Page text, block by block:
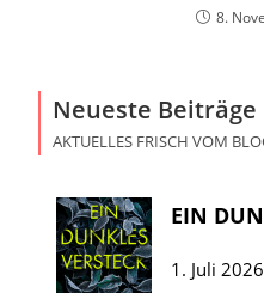
8.
Neueste Beiträge
AKTUELLES FRISCH VOM
EIN
1. Juli 2026